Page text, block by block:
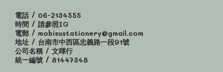
電話 / 06-2134555
時間 / 請參照IG
電郵 / mobisustationery@gmail.com
地址 / 台南市中西區忠義路一段91號
公司名稱 / 文暉行
統一編號 / 81447348